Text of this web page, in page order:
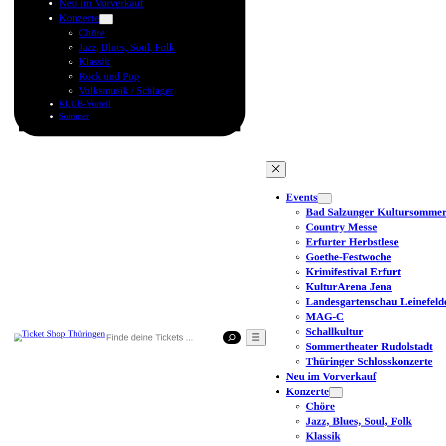
Neu im Vorverkauf
Konzerte
Chöre
Jazz, Blues, Soul, Folk
Klassik
Rock und Pop
Volksmusik / Schlager
KLUB-Vorteil
Sommer
Suchen
Events
Bad Salzunger
Country Messe
Erfurter Herbstlese
Goethe-Festwoche
Krimifestival Erfurt
KulturArena Jena
Landesgartenschau
MAG-C
Schallkultur
Sommertheater Rudolstadt
Thüringer Schlosskonzerte
Neu im Vorverkauf
Konzerte
Chöre
Jazz, Blues, Soul, Folk
Klassik